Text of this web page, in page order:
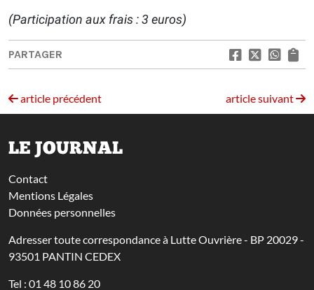
(Participation aux frais : 3 euros)
PARTAGER
article précédent article suivant
LE JOURNAL
Contact
Mentions Légales
Données personnelles
Adresser toute correspondance à Lutte Ouvrière - BP 20029 -
93501 PANTIN CEDEX
Tel : 01 48 10 86 20